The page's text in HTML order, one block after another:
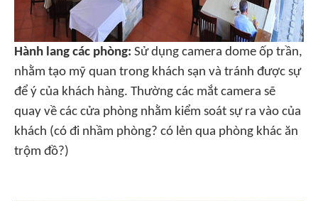
Hành lang các phòng: Sử dụng camera dome ốp trần,
nhằm tạo mỹ quan trong khách sạn và tránh được sự
để ý của khách hàng. Thường các mắt camera sẽ
quay về các cửa phòng nhằm kiểm soát sự ra vào của
khách (có đi nhầm phòng? có lẻn qua phòng khác ăn
trộm đồ?)